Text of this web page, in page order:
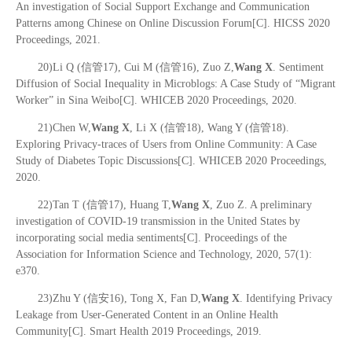
An investigation of Social Support Exchange and Communication
Patterns among Chinese on Online Discussion Forum[C]. HICSS 2020
Proceedings, 2021.
20)Li Q (信管17), Cui M (信管16), Zuo Z,Wang X. Sentiment
Diffusion of Social Inequality in Microblogs: A Case Study of “Migrant
Worker” in Sina Weibo[C]. WHICEB 2020 Proceedings, 2020.
21)Chen W,Wang X, Li X (信管18), Wang Y (信管18).
Exploring Privacy-traces of Users from Online Community: A Case
Study of Diabetes Topic Discussions[C]. WHICEB 2020 Proceedings,
2020.
22)Tan T (信管17), Huang T,Wang X, Zuo Z. A preliminary
investigation of COVID-19 transmission in the United States by
incorporating social media sentiments[C]. Proceedings of the
Association for Information Science and Technology, 2020, 57(1):
e370.
23)Zhu Y (信安16), Tong X, Fan D,Wang X. Identifying Privacy
Leakage from User-Generated Content in an Online Health
Community[C]. Smart Health 2019 Proceedings, 2019.